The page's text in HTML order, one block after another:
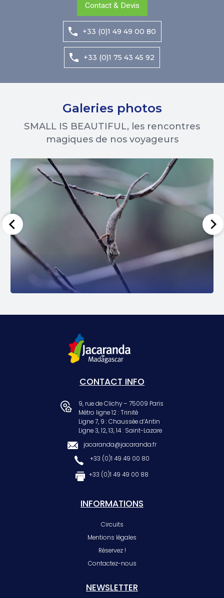
Contact & Devis
+33 (0)1 49 49 00 80
+33 (0)1 75 43 45 92
Galeries photos
SMALL IS BEAUTIFUL, les rencontres
magiques de nos voyageurs
CONTACT INFO
9, rue de Clichy – 75009 Paris
Métro ligne 12 : Trinité
Ligne 7, 9 : Chaussée d’Antin
Ligne 3, 12, 13, 14 : Saint-Lazare
jacaranda@jacaranda.fr
+33 (0)1 49 49 00 80
+33 (0)1 49 49 00 88
INFORMATIONS
Circuits
Mentions légales
Réservez !
Contactez-nous
NEWSLETTER